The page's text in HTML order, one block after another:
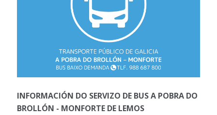
INFORMACIÓN DO SERVIZO DE BUS A POBRA DO
BROLLÓN - MONFORTE DE LEMOS